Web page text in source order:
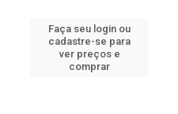
Faça seu login ou
cadastre-se para
ver preços e
comprar